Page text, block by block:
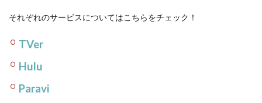
それぞれのサービスについてはこちらをチェック！
TVer
Hulu
Paravi